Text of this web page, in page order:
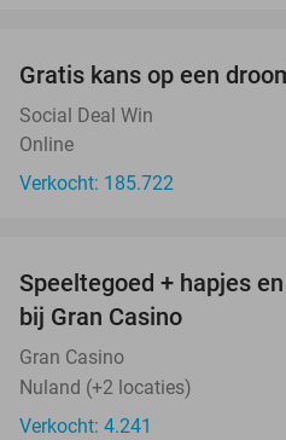
Gratis kans op een
Social Deal Win
Online
Verkocht: 185.722
Speeltegoed + hapjes
bij Gran Casino
Gran Casino
Nuland (+2 locaties)
Verkocht: 4.241